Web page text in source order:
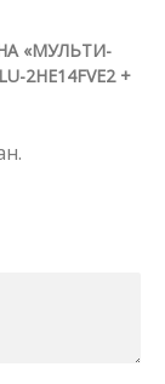
«МУЛЬТИ-
2HE14FVE2 +